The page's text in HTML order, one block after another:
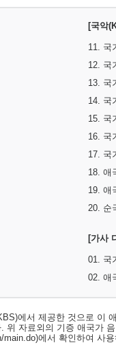
[국악
11. 국
12. 국
13. 국
14. 국
15. 국
16. 국
17. 국
18. 애
19. 애
20. 순
[가사
01. 국
02. 애
에서 제공한 것으로 이
위 자료외의 기증 애국가
main.do)에서 확인하여 사